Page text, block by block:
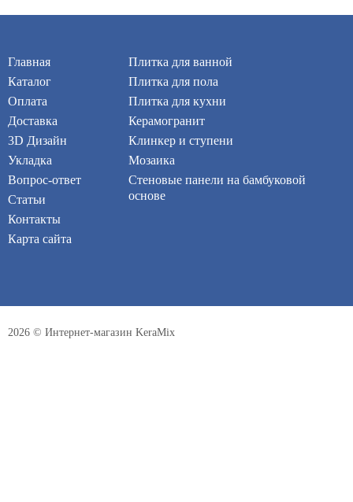
Главная
Каталог
Оплата
Доставка
3D Дизайн
Укладка
Вопрос-ответ
Статьи
Контакты
Карта сайта
Плитка для ванной
Плитка для пола
Плитка для кухни
Керамогранит
Клинкер и ступени
Мозаика
Стеновые панели на бамбуковой
основе
2026 © Интернет-магазин KeraMix